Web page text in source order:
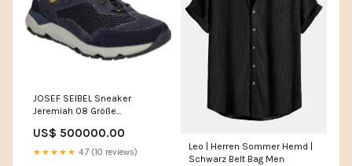
JOSEF SEIBEL Sneaker
Jeremiah 08 Größe
US$ 500000.00
★★★★★ 4.7 (10 reviews)
Leo | Herren Sommer Hemd |
Schwarz Belt Bag Men